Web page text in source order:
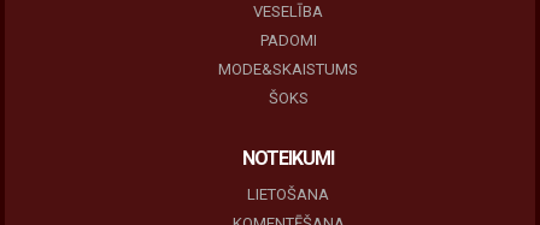
VESELĪBA
PADOMI
MODE&SKAISTUMS
ŠOKS
NOTEIKUMI
LIETOŠANA